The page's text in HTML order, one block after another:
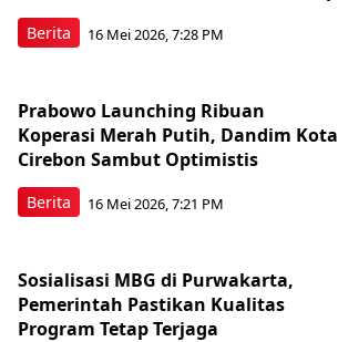
Berita 16 Mei 2026, 7:28 PM
Berita
Prabowo Launching Ribuan
Koperasi Merah Putih, Dandim Kota
Cirebon Sambut Optimistis
16 Mei 2026, 7:21 PM
Sosialisasi MBG di Purwakarta,
Pemerintah Pastikan Kualitas
Program Tetap Terjaga